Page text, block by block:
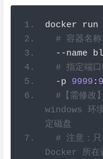
docker run
# 容器名称
--name
# 指定端口
-p 9999 :
#【需修改
windows 环
定磁盘
# 注意：只
Docker 所在